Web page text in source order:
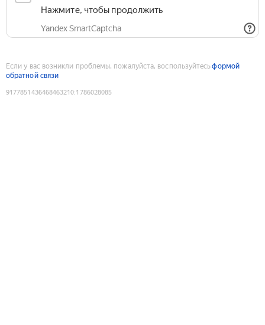
Нажмите, чтобы продолжить
Yandex SmartCaptcha
Если у вас возникли проблемы, пожалуйста, воспользуйтесьформой
обратной связи
9177851436468463210:1786028085